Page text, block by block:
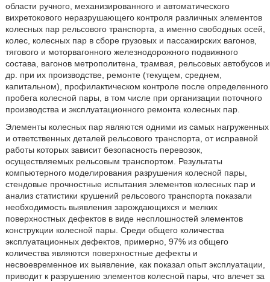
области ручного, механизированного и автоматического
вихретокового неразрушающего контроля различных элементов
колесных пар рельсового транспорта, а именно свободных осей,
колес, колесных пар в сборе грузовых и пассажирских вагонов,
тягового и моторвагонного железнодорожного подвижного
состава, вагонов метрополитена, трамвая, рельсовых автобусов и
др. при их производстве, ремонте (текущем, среднем,
капитальном), профилактическом контроле после определенного
пробега колесной пары, в том числе при организации поточного
производства и эксплуатационного ремонта колесных пар.
Элементы колесных пар являются одними из самых нагруженных
и ответственных деталей рельсового транспорта, от исправной
работы которых зависит безопасность перевозок,
осуществляемых рельсовым транспортом. Результаты
компьютерного моделирования разрушения колесной пары,
стендовые прочностные испытания элементов колесных пар и
анализ статистики крушений рельсового транспорта показали
необходимость выявления зарождающихся и мелких
поверхностных дефектов в виде несплошностей элементов
конструкции колесной пары. Среди общего количества
эксплуатационных дефектов, примерно, 97% из общего
количества являются поверхностные дефекты и
несвоевременное их выявление, как показал опыт эксплуатации,
приводит к разрушению элементов колесной пары, что влечет за